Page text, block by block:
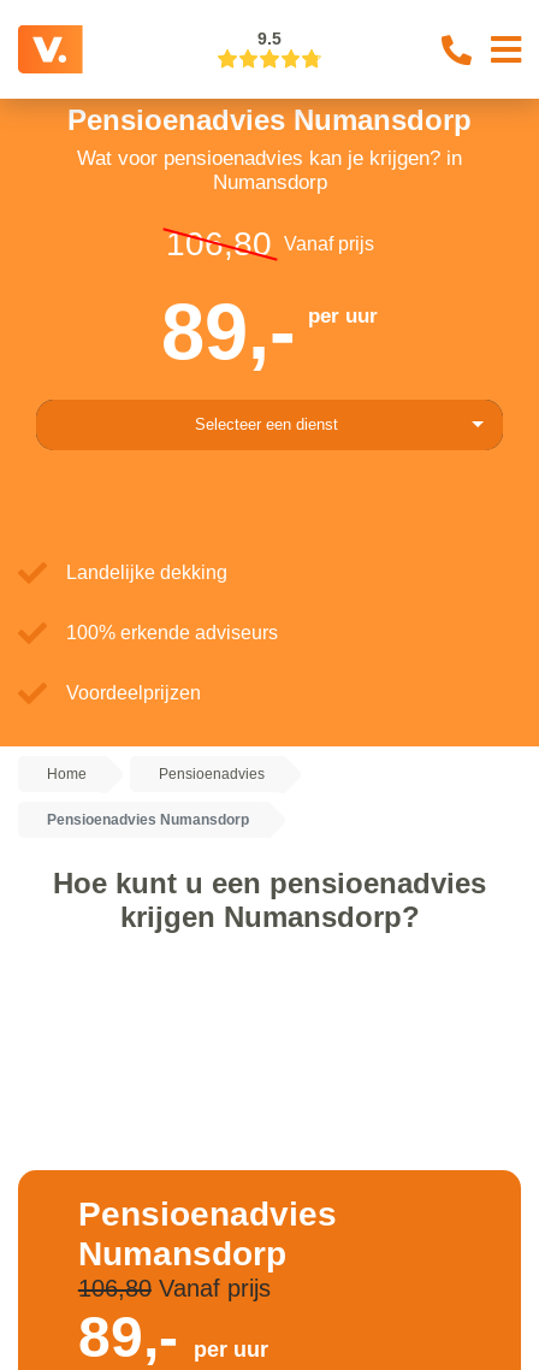
9.5
Pensioenadvies Numansdorp
Wat voor pensioenadvies kan je krijgen? in
Numansdorp
106,80 Vanaf prijs
89,- per uur
Selecteer een dienst
Landelijke dekking
100% erkende adviseurs
Voordeelprijzen
Home Pensioenadvies
Pensioenadvies Numansdorp
Hoe kunt u een pensioenadvies
krijgen Numansdorp?
Pensioenadvies
Numansdorp
106,80Vanaf prijs
89,- per uur